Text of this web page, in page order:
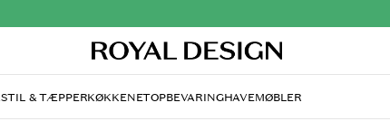
& TÆPPERKØKKENETOPBEVARINGHAVEMØBLER